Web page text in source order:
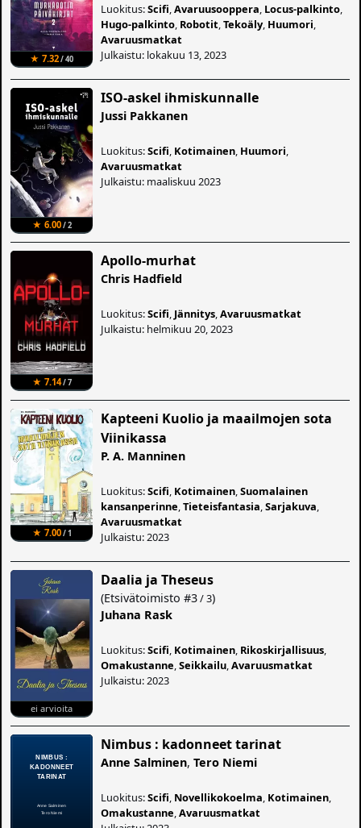
★ 7.32/ 40
Luokitus:Scifi ,Avaruusooppera Locus-palkinto
Hugo-palkinto Robotit ,Tekoäly, Huumori
Avaruusmatkat
Julkaistu: lokakuu 13, 2023
★ 6.00/ 2
ISO-askel ihmiskunnalle
Jussi Pakkanen
Luokitus:Scifi Kotimainen Huumori
Avaruusmatkat
Julkaistu: maaliskuu 2023
★ 7.14/ 7
Apollo-murhat
Chris Hadfield
Luokitus:Scifi Jännitys ,Avaruusmatkat
Julkaistu: helmikuu 20, 2023
★ 7.00/ 1
Kapteeni Kuolio ja maailmojen sota
Viinikassa
P. A. Manninen
Luokitus:Scifi Kotimainen ,Suomalainen
kansanperinne ,Tieteisfantasia ,Sarjakuva
Avaruusmatkat
Julkaistu: 2023
ei arvioita
Daalia ja Theseus
(Etsivätoimisto #3/ 3)
Juhana Rask
Luokitus:Scifi Kotimainen Rikoskirjallisuus
Omakustanne ,Seikkailu ,Avaruusmatkat
Julkaistu: 2023
Nimbus : kadonneet tarinat
Anne Salminen,Tero Niemi
Luokitus:Scifi Novellikokoelma Kotimainen
Omakustanne ,Avaruusmatkat